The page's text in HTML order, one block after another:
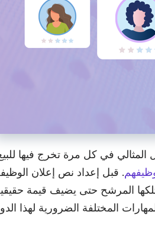
في كل مرة تخرج فيها
. قبل إعداد نص إعلان
المرشح حتى يضيف قيمة